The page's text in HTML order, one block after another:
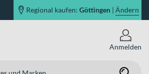
Regional kaufen: Göttingen | Ändern
Anmelden